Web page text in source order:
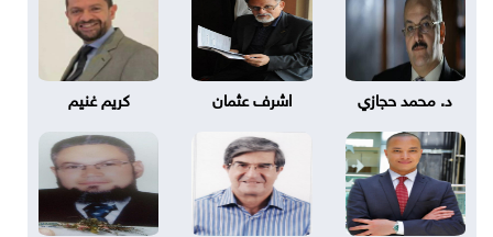
د. محمد حجازي اشرف عثمان كريم غنيم